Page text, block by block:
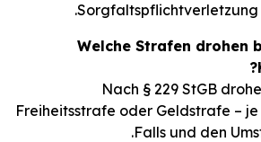
Sorgfaltspflichtverletzung
3. Welche Strafen
Nach § 229 StGB
Freiheitsstrafe oder Geldstrafe –
Falls und den